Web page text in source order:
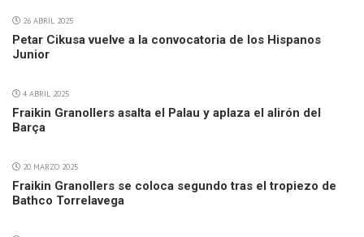
26 ABRIL 2025
Petar Cikusa vuelve a la convocatoria de los Hispanos
Junior
4 ABRIL 2025
Fraikin Granollers asalta el Palau y aplaza el alirón del
Barça
20 MARZO 2025
Fraikin Granollers se coloca segundo tras el tropiezo de
Bathco Torrelavega